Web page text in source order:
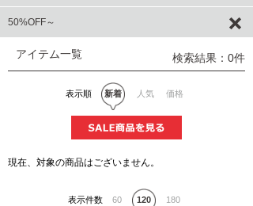
50%OFF～
アイテム一覧 検索結果：0件
表示順 新着 人気 価格
現在、対象の商品はございません。
表示件数 60 120 180